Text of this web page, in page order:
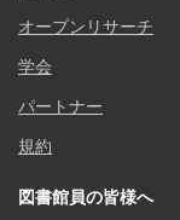
オープンリサーチ
学会
パートナー
規約
図書館員の皆様へ